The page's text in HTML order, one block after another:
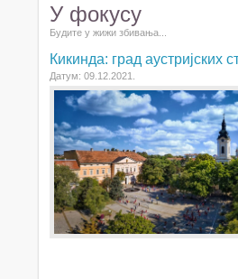
У фокусу
Будите у жижи збивања...
Кикинда: град аустријских
Датум: 09.12.2021.